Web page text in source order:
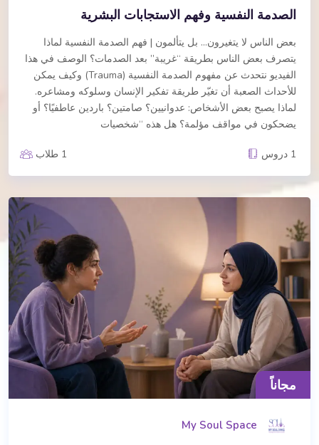
الصدمة النفسية وفهم الاستجابات البشرية
بعض الناس لا يتغيرون… بل يتألمون | فهم الصدمة النفسية لماذا
يتصرف بعض الناس بطريقة “غريبة” بعد الصدمات؟ الوصف في هذا
الفيديو نتحدث عن مفهوم الصدمة النفسية (Trauma) وكيف يمكن
للأحداث الصعبة أن تغيّر طريقة تفكير الإنسان وسلوكه ومشاعره.
لماذا يصبح بعض الأشخاص: عدوانيين؟ صامتين؟ باردين عاطفيًا؟ أو
يضحكون في مواقف مؤلمة؟ هل هذه “شخصيات
1 دروس 1 طلاب
مجاناً
My Soul Space